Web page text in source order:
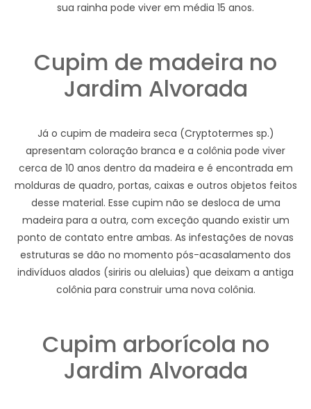
sua rainha pode viver em média 15 anos.
Cupim de madeira no
Jardim Alvorada
Já o cupim de madeira seca (Cryptotermes sp.)
apresentam coloração branca e a colônia pode viver
cerca de 10 anos dentro da madeira e é encontrada em
molduras de quadro, portas, caixas e outros objetos feitos
desse material. Esse cupim não se desloca de uma
madeira para a outra, com exceção quando existir um
ponto de contato entre ambas. As infestações de novas
estruturas se dão no momento pós-acasalamento dos
indivíduos alados (siriris ou aleluias) que deixam a antiga
colônia para construir uma nova colônia.
Cupim arborícola no
Jardim Alvorada